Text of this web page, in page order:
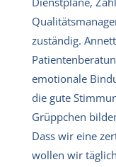
zuständig.
emotionale
die gute
Grüppchen
Dass wir eine
wollen wir